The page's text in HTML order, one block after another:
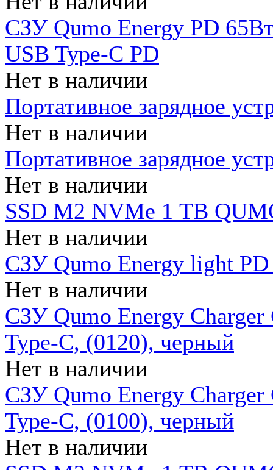
СЗУ Qumo Energy PD
USB Type-C PD
Нет в наличии
Портативное зарядное
Нет в наличии
Портативное зарядное
Нет в наличии
SSD M2 NVMe 1 ТB
Нет в наличии
СЗУ Qumo Energy light PD
Нет в наличии
СЗУ Qumo Energy
Type-C, (0120), черный
Нет в наличии
СЗУ Qumo Energy
Type-C, (0100), черный
Нет в наличии